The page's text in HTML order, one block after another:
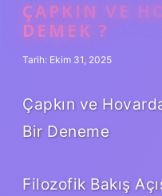
ÇAPKIN VE
DEMEK ?
Tarih: Ekim 31, 2025
Çapkın ve
Bir Deneme
Filozofik Bakış